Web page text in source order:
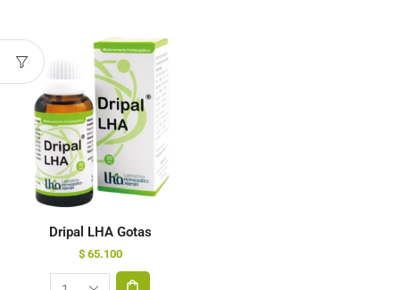
Dripal LHA Gotas
$65.100